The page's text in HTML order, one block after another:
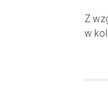
Z
w